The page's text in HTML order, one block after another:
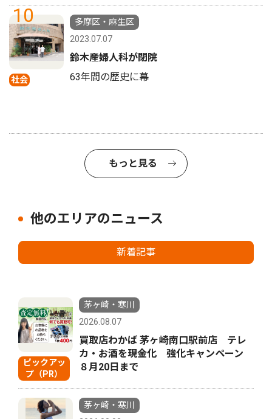
10
社会
多摩区・麻生区
2023.07.07
鈴木産婦人科が閉院
63年間の歴史に幕
もっと見る
他のエリアのニュース
新着記事
ピックアッ
プ（PR）
茅ヶ崎・寒川
2026.08.07
買取店わかば 茅ヶ崎南口駅前店 テレ
カ・お酒を現金化 強化キャンペーン
８月20日まで
茅ヶ崎・寒川